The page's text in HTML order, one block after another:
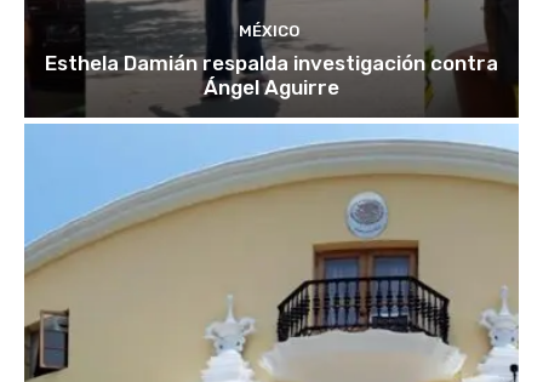
MÉXICO
Esthela Damián respalda investigación contra
Ángel Aguirre